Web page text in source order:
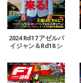
2024 Rd17 アゼルバ
イジャン＆Rd18 シ